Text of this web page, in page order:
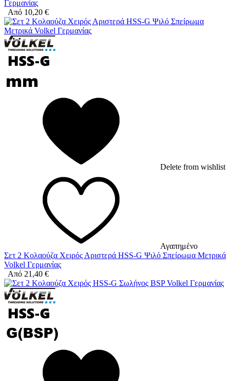
Γερμανίας
Από 10,20 €
Delete from wishlist
Αγαπημένο
Σετ 2 Κολαούζα Χειρός Αριστερά HSS-G Ψιλό Σπείρωμα Μετρικά
Volkel Γερμανίας
Από 21,40 €